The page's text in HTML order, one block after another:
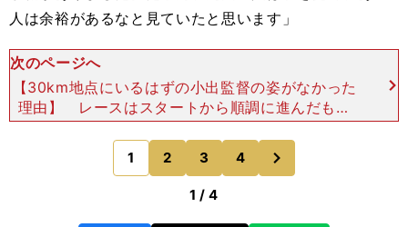
人は余裕があるなと見ていたと思います」
次のページへ
【30km地点にいるはずの小出監督の姿がなかった
理由】 レースはスタートから順調に進んだもの
の、中盤までに給水を二度取りそこねた。「想像以
上にレースがスムーズに動いていたので、（給水所
を）見落とし
1 2 3 4
のページへ
1 / 4